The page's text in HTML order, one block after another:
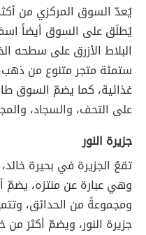
يُعدّ السوق المركزي من
يُطلَق على السوق أيضاً
البلاط الأزرق على سطحه
ستمئة متجر متنوع من
غذائية، كما يضمّ السوق
على التحف، والسجاد،
جزيرة النور
تقعُ الجزيرة في بحيرة
وهي عبارة عن منتزه، يضمّ
ومجموعةً من الحدائق،
جزيرة النور، ويضمّ أكثرَ